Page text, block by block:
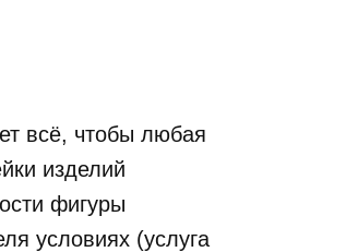
всё, чтобы любая
изделий
фигуры
условиях (услуга